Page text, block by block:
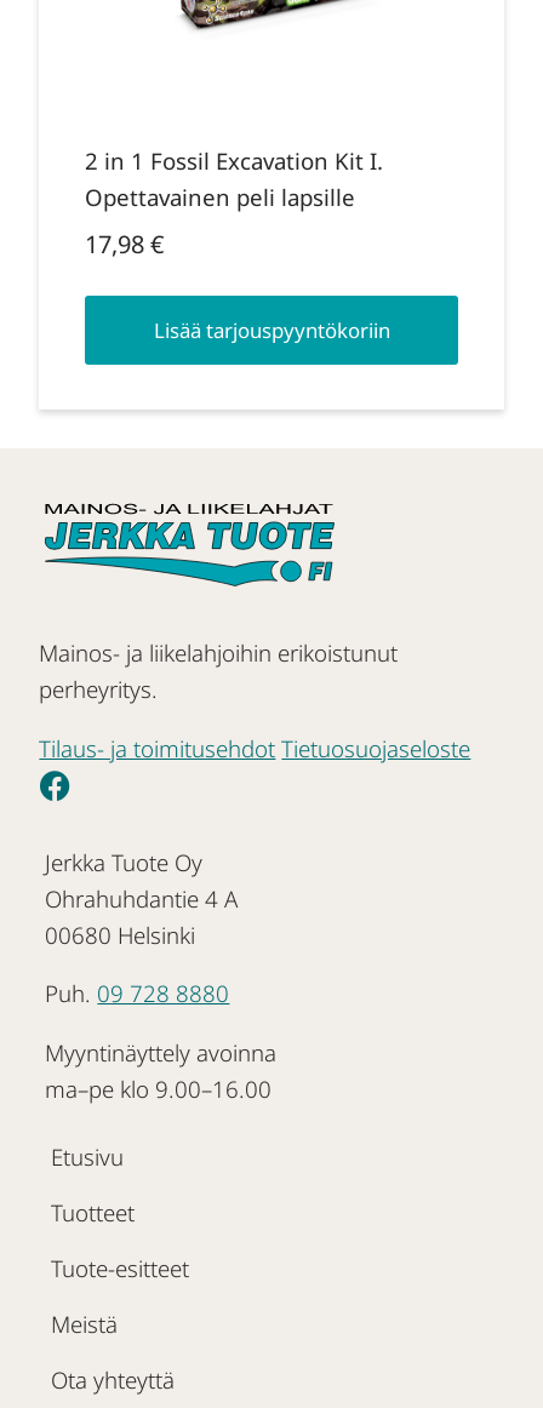
2 in 1 Fossil Excavation Kit I.
Opettavainen peli lapsille
17,98€
Lisää tarjouspyyntökoriin
Mainos- ja liikelahjoihin erikoistunut
perheyritys.
Tilaus- ja toimitusehdot Tietuosuojaseloste
Jerkka Tuote Oy
Ohrahuhdantie 4 A
00680 Helsinki
Puh. 09 728 8880
Myyntinäyttely avoinna
ma–pe klo 9.00–16.00
Etusivu
Tuotteet
Tuote-esitteet
Meistä
Ota yhteyttä